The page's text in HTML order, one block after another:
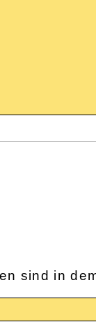
sind in